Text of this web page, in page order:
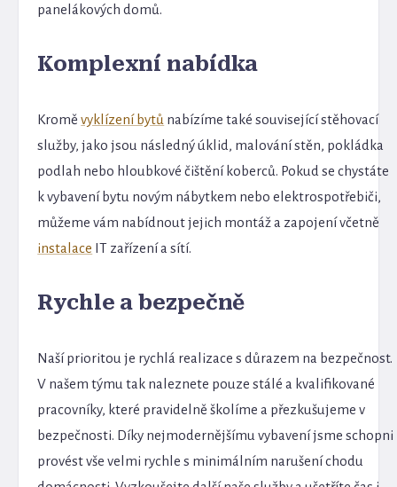
panelákových domů.
Komplexní nabídka
Kroměvyklízení bytů nabízíme také související stěhovací
služby, jako jsou následný úklid, malování stěn, pokládka
podlah nebo hloubkové čištění koberců. Pokud se chystáte
k vybavení bytu novým nábytkem nebo elektrospotřebiči,
můžeme vám nabídnout jejich montáž a zapojení včetně
instalace IT zařízení a sítí.
Rychle a bezpečně
Naší prioritou je rychlá realizace s důrazem na bezpečnost.
V našem týmu tak naleznete pouze stálé a kvalifikované
pracovníky, které pravidelně školíme a přezkušujeme v
bezpečnosti. Díky nejmodernějšímu vybavení jsme schopni
provést vše velmi rychle s minimálním narušení chodu